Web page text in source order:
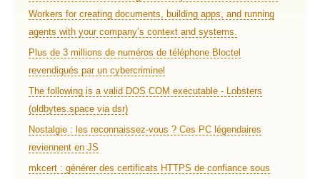
Workers for creating documents, building apps, and running
agents with your company’s context and systems.
Plus de 3 millions de numéros de téléphone Bloctel
revendiqués par un cybercriminel
The following is a valid DOS COM executable - Lobsters
(oldbytes.space via dsr)
Nostalgie : les reconnaissez-vous ? Ces PC légendaires
reviennent en JS
mkcert : générer des certificats HTTPS de confiance sous